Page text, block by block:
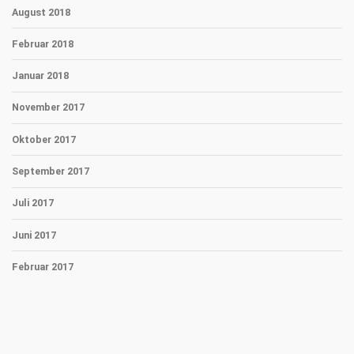
August 2018
Februar 2018
Januar 2018
November 2017
Oktober 2017
September 2017
Juli 2017
Juni 2017
Februar 2017